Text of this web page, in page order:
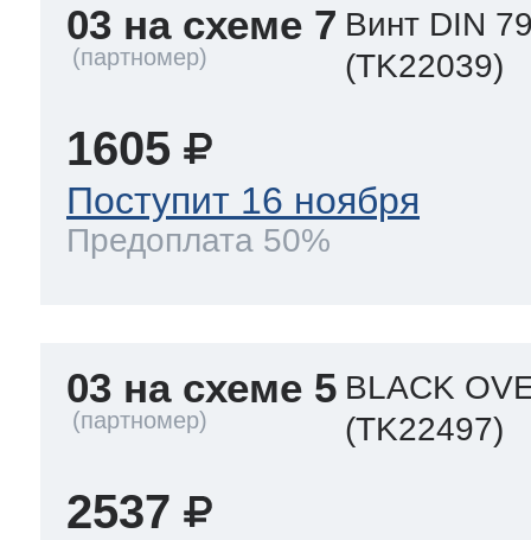
03 на схеме 7 Винт DIN
(TK22039)
1605
Поступит 16 ноября
Предоплата 50%
03 на схеме 5 BLACK
(TK22497)
2537